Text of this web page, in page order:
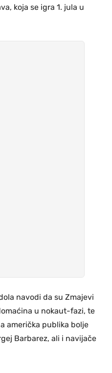
koja se igra 1. jula u
navodi da su Zmajevi
u nokaut-fazi, te
američka publika bolje
Barbarez, ali i navijače